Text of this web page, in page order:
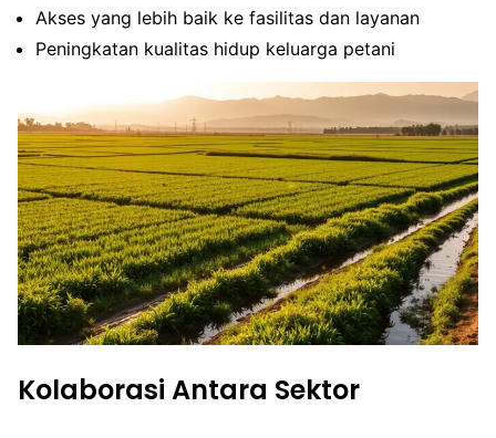
Akses yang lebih baik ke fasilitas dan layanan
Peningkatan kualitas hidup keluarga petani
Kolaborasi Antara Sektor